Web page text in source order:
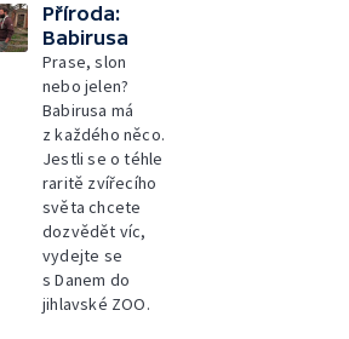
Příroda:
Babirusa
Prase, slon
nebo jelen?
Babirusa má
z každého něco.
Jestli se o téhle
raritě zvířecího
světa chcete
dozvědět víc,
vydejte se
s Danem do
jihlavské ZOO.